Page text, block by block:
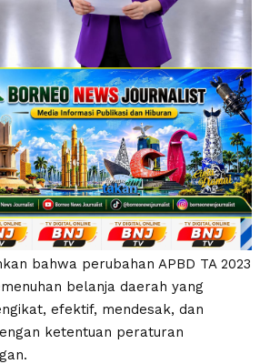
bahwa perubahan APBD TA 2023
belanja daerah yang
efektif, mendesak, dan
ketentuan peraturan